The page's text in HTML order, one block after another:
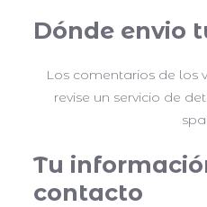
Dónde envio
Los comentarios de los
revise un servicio de
Tu
contacto